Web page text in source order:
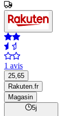
1 avis
25,65
Rakuten.fr
Magasin
5j